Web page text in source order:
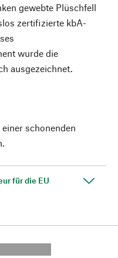
gewebte Plüschfell
zertifizierte kbA-
wurde die
ausgezeichnet.
schonenden
für die EU